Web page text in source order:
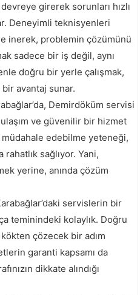
girerek sorunları hızlı
Deneyimli teknisyenleri
inerek, problemin çözümünü
sadece bir iş değil, aynı
doğru bir yerle çalışmak,
bir avantaj sunar.
Demirdöküm servisi
ve güvenilir bir hizmet
müdahale edebilme yeteneği,
sağlıyor. Yani,
yerine, anında çözüm
servislerin bir
teminindeki kolaylık. Doğru
kökten çözecek bir adım
garanti kapsamı da
dikkate alındığı